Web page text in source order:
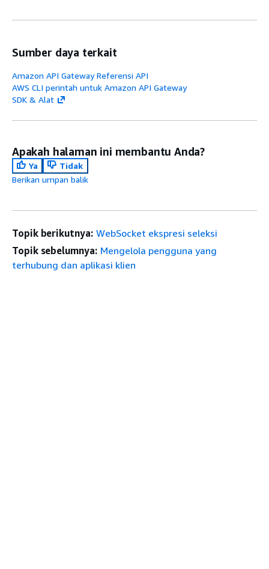
Sumber daya terkait
Amazon API Gateway Referensi API
AWS CLI perintah untuk Amazon API Gateway
SDK & Alat
Apakah halaman ini membantu Anda?
Ya
Tidak
Berikan umpan balik
Topik berikutnya: WebSocket ekspresi seleksi
Topik sebelumnya: Mengelola pengguna yang
terhubung dan aplikasi klien